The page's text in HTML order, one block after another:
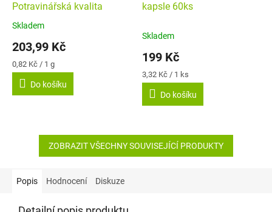
Potravinářská kvalita
Průměrné
produktu
je
4,9
5
Skladem
203,99 Kč
Měrná
cena:
0,82 Kč / 1 g
Do košíku
kapsle 60ks
Skladem
199 Kč
Měrná
cena:
3,32 Kč / 1 ks
Do košíku
ZOBRAZIT VŠECHNY SOUVISEJÍCÍ PRODUKTY
Popis Hodnocení Diskuze